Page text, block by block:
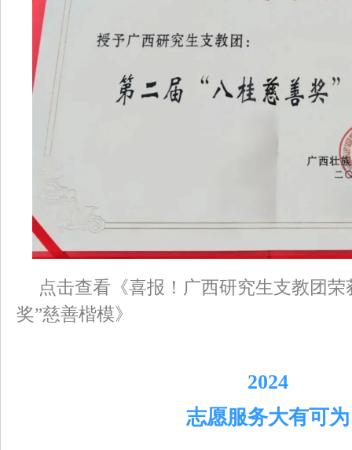
点击查看《喜报！广西研究生支教团
奖”慈善楷模》
2024
志愿服务大有可为